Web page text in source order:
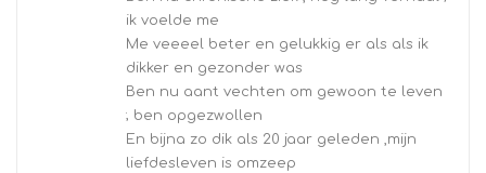
ik voelde me
Me veeeel beter en gelukkig er als als ik
dikker en gezonder was
Ben nu aant vechten om gewoon te leven
; ben opgezwollen
En bijna zo dik als 20 jaar geleden ,mijn
liefdesleven is omzeep